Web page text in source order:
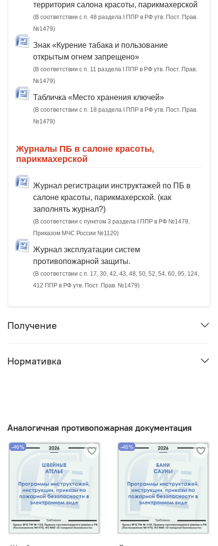
территория салона красоты, парикмахерской
(В соответствии с п. 48 раздела I ППР в РФ утв. Пост. Прав.
№1479)
Знак «Курение табака и пользование
открытым огнем запрещено»
(В соответствии с п. 11 раздела I ППР в РФ утв. Пост. Прав.
№1479)
Табличка «Место хранения ключей»
(В соответствии с п. 18 раздела I ППР в РФ утв. Пост. Прав.
№1479)
Журналы ПБ в салоне красоты,
парикмахерской
Журнал регистрации инструктажей по ПБ в
салоне красоты, парикмахерской. (как
заполнять журнал?)
(В соответствии с пунктом 3 раздела I ППР в РФ №1479,
Приказом МЧС России №1120)
Журнал эксплуатации систем
противопожарной защиты.
(В соответствии с п. 17, 30, 42, 43, 48, 50, 52, 54, 60, 95, 124,
412 ППР в РФ утв. Пост. Прав. №1479)
Получение
Нормативка
Аналогичная противопожарная документация
-46% -46%